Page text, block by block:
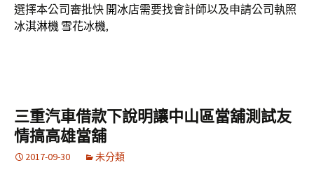
選擇本公司審批快 開冰店需要找會計師以及申請公司執照
冰淇淋機 雪花冰機,
三重汽車借款下說明讓中山區當舖測試友
情搞高雄當舖
2017-09-30 未分類